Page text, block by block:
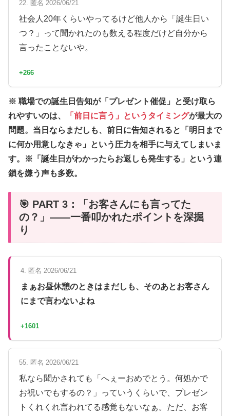
22. 匿名 2026/06/21
社会人20年くらいやってるけど他人から「誕生日い
つ？」って聞かれたのも数える程度だけど自分から
言ったことないや。
+266
※ 職場での誕生日告知が「プレゼント催促」と受け取ら
れやすいのは、
「前日に言う」というタイミングが最大の
問題。当日ならまだしも、前日に告知されると「明日まで
に何か用意しなきゃ」という圧力を相手に与えてしまいま
す。※「誕生日がわかったらお返しも発生する」という連
鎖を嫌う声も多数。
🎯 PART 3：「お客さんにも言ってた
の？」――一番叩かれたポイントを深掘
り
4. 匿名 2026/06/21
まぁお昼休憩のときはまだしも、そのあとお客さん
にまで言わないよね
+1601
55. 匿名 2026/06/21
私なら聞かされても「へぇーおめでとう。何処かで
お祝いでもするの？」っていうくらいで、プレゼン
トくれくれ言われてる感覚もないなぁ。ただ、お客